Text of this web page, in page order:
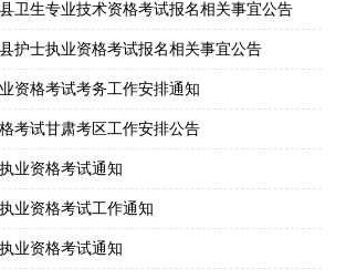
卫生专业技术资格考试报名相关事宜公告
护士执业资格考试报名相关事宜公告
资格考试考务工作安排通知
考试甘肃考区工作安排公告
业资格考试通知
业资格考试工作通知
业资格考试通知